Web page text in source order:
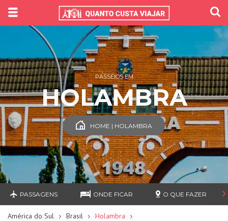
PASSEIOS EM
HOLAMBRA
HOME | HOLAMBRA
PASSAGENS ONDE FICAR O QUE FAZER
América do Sul Brasil
Holambra